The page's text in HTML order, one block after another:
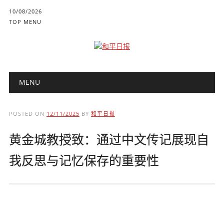
10/08/2026
TOP MENU
Main menu
MENU
POSTED ON 12/11/2025 BY 和平日报
黄金城教授致：通过中文传记展现自
我反思与记忆保存的重要性